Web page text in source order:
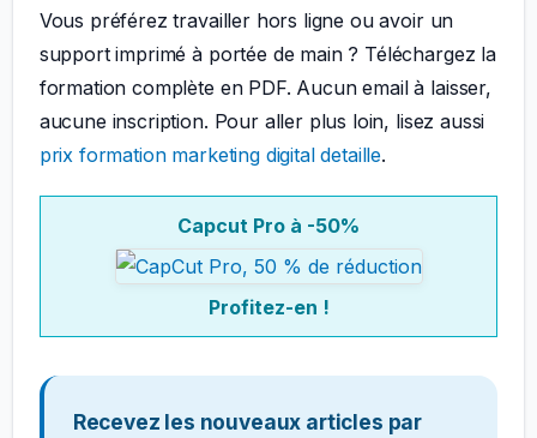
Vous préférez travailler hors ligne ou avoir un
support imprimé à portée de main ? Téléchargez la
formation complète en PDF. Aucun email à laisser,
aucune inscription. Pour aller plus loin, lisez aussi
prix formation marketing digital detaille.
Capcut Pro à -50%
Profitez-en !
Recevez les nouveaux articles par